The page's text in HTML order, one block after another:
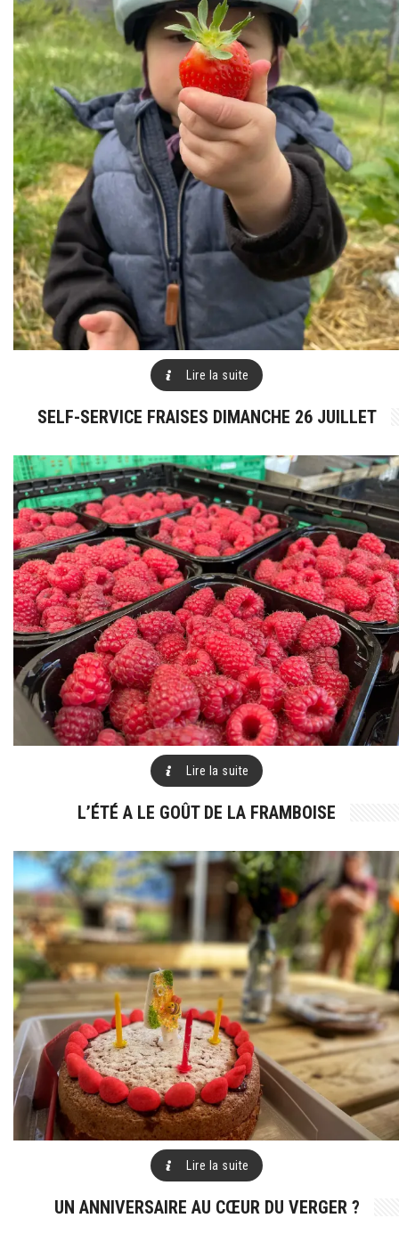
Lire la suite
SELF-SERVICE FRAISES DIMANCHE 26 JUILLET
Lire la suite
L’ÉTÉ A LE GOÛT DE LA FRAMBOISE
Lire la suite
UN ANNIVERSAIRE AU CŒUR DU VERGER ?